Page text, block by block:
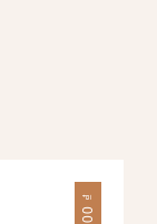
₫